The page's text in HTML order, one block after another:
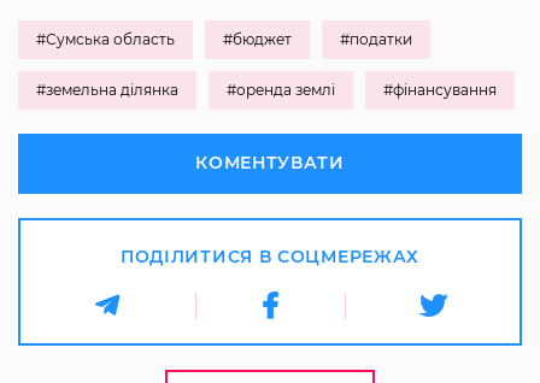
#Сумська область #бюджет #податки
#земельна ділянка #оренда землі #фінансування
КОМЕНТУВАТИ
ПОДІЛИТИСЯ В СОЦМЕРЕЖАХ